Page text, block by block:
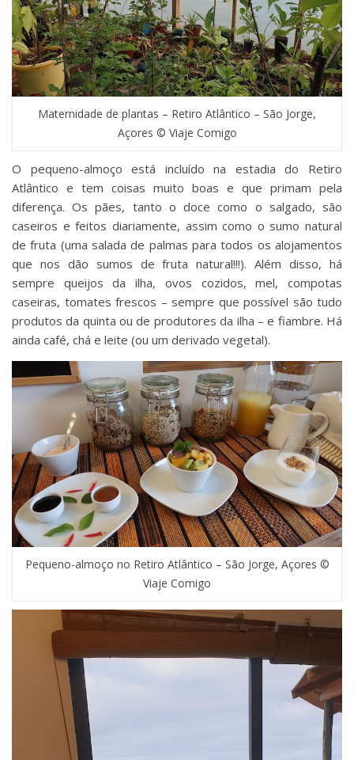
Maternidade de plantas – Retiro Atlântico – São Jorge,
Açores © Viaje Comigo
O pequeno-almoço está incluído na estadia do Retiro
Atlântico e tem coisas muito boas e que primam pela
diferença. Os pães, tanto o doce como o salgado, são
caseiros e feitos diariamente, assim como o sumo natural
de fruta (uma salada de palmas para todos os alojamentos
que nos dão sumos de fruta natural!!!). Além disso, há
sempre queijos da ilha, ovos cozidos, mel, compotas
caseiras, tomates frescos – sempre que possível são tudo
produtos da quinta ou de produtores da ilha – e fiambre. Há
ainda café, chá e leite (ou um derivado vegetal).
Pequeno-almoço no Retiro Atlântico – São Jorge, Açores ©
Viaje Comigo